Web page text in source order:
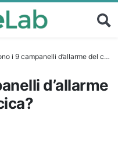
9 campanelli d’allarme del cancro alla vescica?
d’allarme